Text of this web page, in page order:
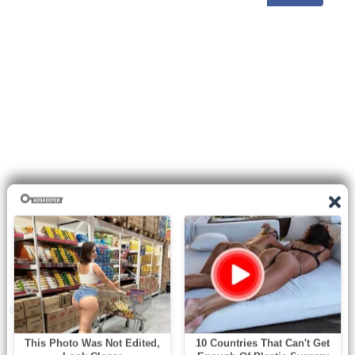
0 shares